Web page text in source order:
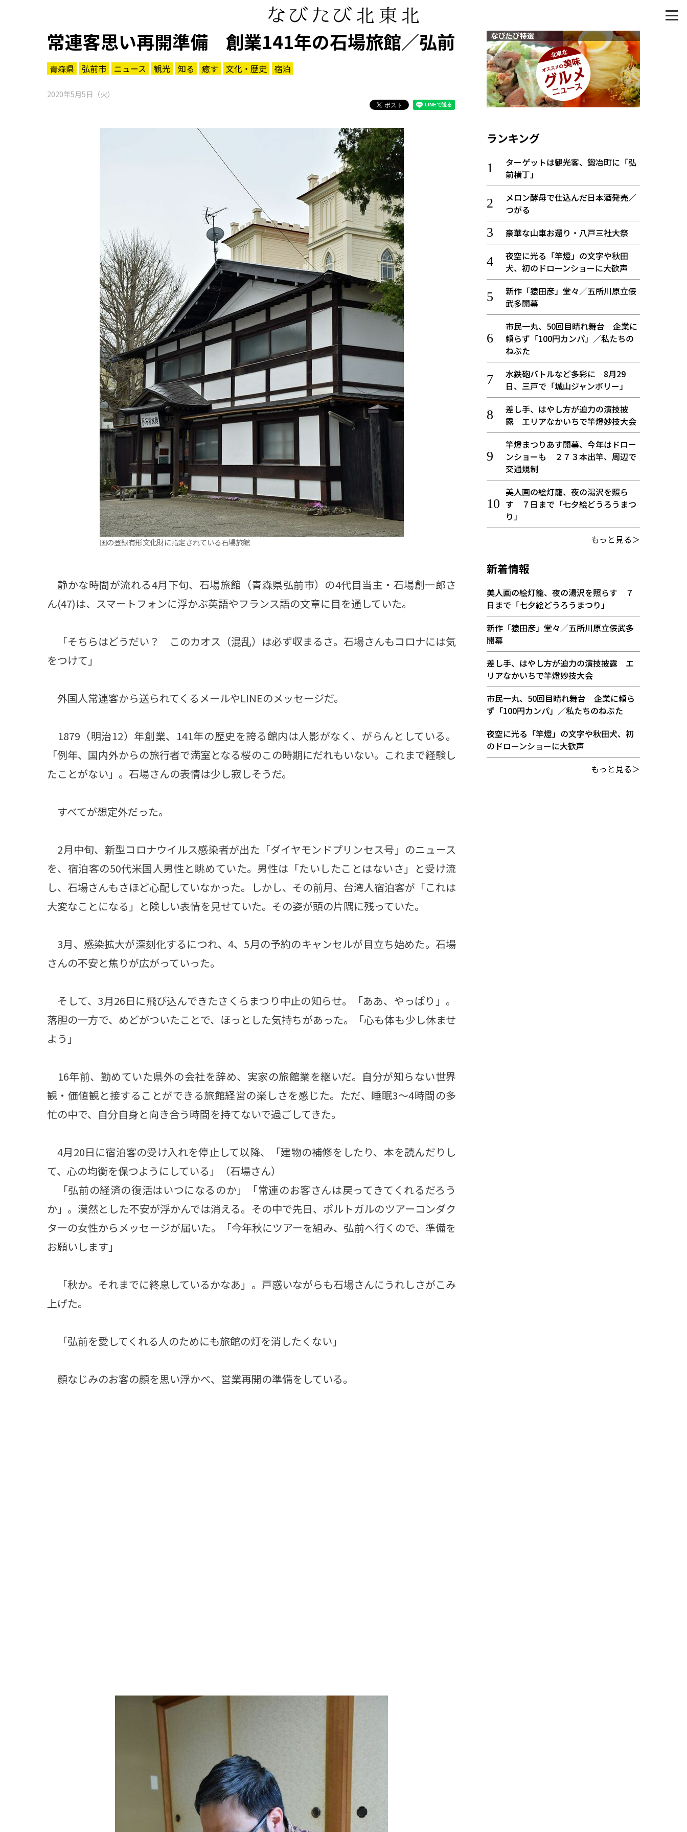
常連客思い再開準備 創業141年の石場旅館／弘前
青森県 弘前市 ニュース 観光 知る 癒す 文化・歴史 宿泊
2020年5月5日（火）
国の登録有形文化財に指定されている石場旅館
静かな時間が流れる4月下旬、石場旅館（青森県弘前市）の4代目当主・石場創一郎さ
ん(47)は、スマートフォンに浮かぶ英語やフランス語の文章に目を通していた。
「そちらはどうだい？ このカオス（混乱）は必ず収まるさ。石場さんもコロナには気
をつけて」
外国人常連客から送られてくるメールやLINEのメッセージだ。
1879（明治12）年創業、141年の歴史を誇る館内は人影がなく、がらんとしている。
「例年、国内外からの旅行者で満室となる桜のこの時期にだれもいない。これまで経験し
たことがない」。石場さんの表情は少し寂しそうだ。
すべてが想定外だった。
2月中旬、新型コロナウイルス感染者が出た「ダイヤモンドプリンセス号」のニュース
を、宿泊客の50代米国人男性と眺めていた。男性は「たいしたことはないさ」と受け流
し、石場さんもさほど心配していなかった。しかし、その前月、台湾人宿泊客が「これは
大変なことになる」と険しい表情を見せていた。その姿が頭の片隅に残っていた。
3月、感染拡大が深刻化するにつれ、4、5月の予約のキャンセルが目立ち始めた。石場
さんの不安と焦りが広がっていった。
そして、3月26日に飛び込んできたさくらまつり中止の知らせ。「ああ、やっぱり」。
落胆の一方で、めどがついたことで、ほっとした気持ちがあった。「心も体も少し休ませ
よう」
16年前、勤めていた県外の会社を辞め、実家の旅館業を継いだ。自分が知らない世界
観・価値観と接することができる旅館経営の楽しさを感じた。ただ、睡眠3～4時間の多
忙の中で、自分自身と向き合う時間を持てないで過ごしてきた。
4月20日に宿泊客の受け入れを停止して以降、「建物の補修をしたり、本を読んだりし
て、心の均衡を保つようにしている」（石場さん）
「弘前の経済の復活はいつになるのか」「常連のお客さんは戻ってきてくれるだろう
か」。漠然とした不安が浮かんでは消える。その中で先日、ポルトガルのツアーコンダク
ターの女性からメッセージが届いた。「今年秋にツアーを組み、弘前へ行くので、準備を
お願いします」
「秋か。それまでに終息しているかなあ」。戸惑いながらも石場さんにうれしさがこみ
上げた。
「弘前を愛してくれる人のためにも旅館の灯を消したくない」
顔なじみのお客の顔を思い浮かべ、営業再開の準備をしている。
ランキング
ターゲットは観光客、鍛冶町に「弘
前横丁」
メロン酵母で仕込んだ日本酒発売／
つがる
豪華な山車お還り・八戸三社大祭
夜空に光る「竿燈」の文字や秋田
犬、初のドローンショーに大歓声
新作「猿田彦」堂々／五所川原立佞
武多開幕
市民一丸、50回目晴れ舞台 企業に
頼らず「100円カンパ」／私たちの
ねぶた
水鉄砲バトルなど多彩に 8月29
日、三戸で「城山ジャンボリー」
差し手、はやし方が迫力の演技披
露 エリアなかいちで竿燈妙技大会
竿燈まつりあす開幕、今年はドロー
ンショーも ２７３本出竿、周辺で
交通規制
美人画の絵灯籠、夜の湯沢を照ら
す ７日まで「七夕絵どうろうまつ
り」
もっと見る＞
新着情報
美人画の絵灯籠、夜の湯沢を照らす ７
日まで「七夕絵どうろうまつり」
新作「猿田彦」堂々／五所川原立佞武多
開幕
差し手、はやし方が迫力の演技披露 エ
リアなかいちで竿燈妙技大会
市民一丸、50回目晴れ舞台 企業に頼ら
ず「100円カンパ」／私たちのねぶた
夜空に光る「竿燈」の文字や秋田犬、初
のドローンショーに大歓声
もっと見る＞